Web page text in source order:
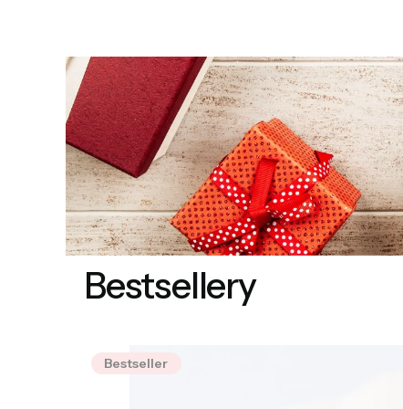
Bestsellery
Bestseller